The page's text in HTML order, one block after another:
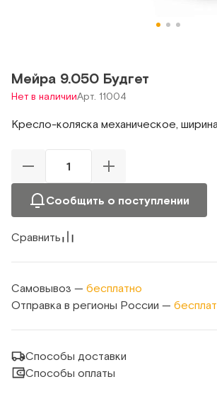
Мейра 9.050 Будгет
Нет в наличииАрт. 11004
Кресло-коляска механическое,
Сообщить о поступлении
Сравнить
Самовывоз — бесплатно
Отправка в регионы России —
Способы доставки
Способы оплаты